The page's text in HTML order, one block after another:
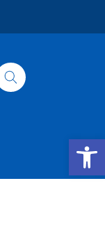
Apri la